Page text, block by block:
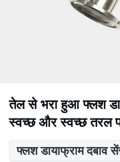
तेल से भरा हुआ फ्लश
स्वच्छ और स्वच्छ तरल
फ्लश डायाफ्राम दबाव